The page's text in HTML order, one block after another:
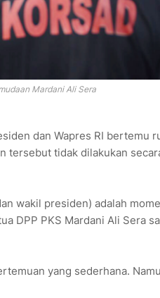
Mardani Ali Sera
dan Wapres RI bertemu
tersebut tidak dilakukan
wakil presiden) adalah
DPP PKS Mardani Ali Sera
yang sederhana.